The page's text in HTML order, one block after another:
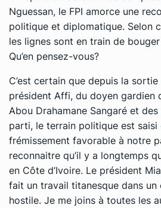
Nguessan, le FPI amorce une
politique et diplomatique. Selon
les lignes sont en train de
Qu’en pensez-vous?
C’est certain que depuis la
président Affi, du doyen gardien
Abou Drahamane Sangaré et
parti, le terrain politique est saisi
frémissement favorable à notre
reconnaitre qu’il y a longtemps
en Côte d’Ivoire. Le président
fait un travail titanesque dans
hostile. Je me joins à toutes les